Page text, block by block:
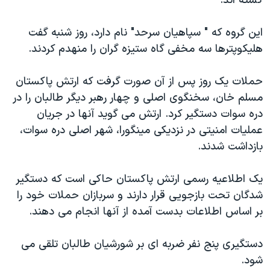
جستجو
ویدیوها
فرهنگ و زندگی
حقوق شهروندی
اقتصادی
علم و فناوری
اسرائیل در جنگ
آرشیو پخش زنده
بایگانی برنامه‌های تلویزیونی
مستندها
انتخابات ریاست جمهوری آمریکا ۲۰۲۴
حمله جمهوری اسلامی به اسرائیل
رمز مهسا
ورزش زنان در ایران
مجموعه مستندهای دادخواهی
تریبونال مردمی آبان ۹۸
چهل سال گروگان‌گیری
دنبال کنید
زبانهای مختلف
این گروه که " سپاهیان سرحد" نام دارد، روز شنبه گفت
هلیکوپترها سه مخفی گاه ستیزه گران را منهدم کردند.
حملات یک روز پس از آن صورت گرفت که ارتش پاکستان
مسلم خان، سخنگوی اصلی و چهار رهبر دیگر طالبان را در
دره سوات دستگیر کرد. ارتش می گوید آنها در جریان
عملیات امنیتی در نزدیکی مینگورا، شهر اصلی دره سوات،
بازداشت شدند.
یک اطلاعیه رسمی ارتش پاکستان حاکی است که دستگیر
شدگان تحت بازجویی قرار دارند و سربازان حملات خود را
بر اساس اطلاعات بدست آمده از آنها انجام می دهند.
دستگیری پنج نفر ضربه ای بر شورشیان طالبان تلقی می
شود.